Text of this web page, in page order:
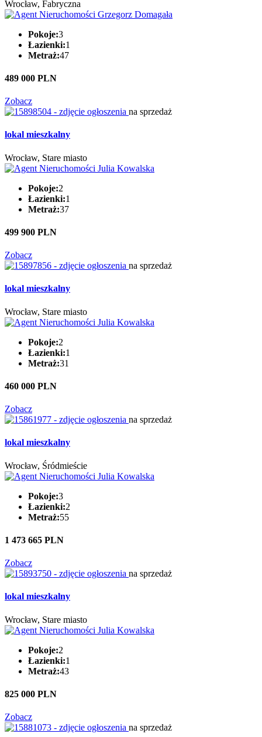
Wrocław, Fabryczna
Pokoje:3
Łazienki:1
Metraż:47
489 000 PLN
Zobacz
na sprzedaż
lokal mieszkalny
Wrocław, Stare miasto
Pokoje:2
Łazienki:1
Metraż:37
499 900 PLN
Zobacz
na sprzedaż
lokal mieszkalny
Wrocław, Stare miasto
Pokoje:2
Łazienki:1
Metraż:31
460 000 PLN
Zobacz
na sprzedaż
lokal mieszkalny
Wrocław, Śródmieście
Pokoje:3
Łazienki:2
Metraż:55
1 473 665 PLN
Zobacz
na sprzedaż
lokal mieszkalny
Wrocław, Stare miasto
Pokoje:2
Łazienki:1
Metraż:43
825 000 PLN
Zobacz
na sprzedaż